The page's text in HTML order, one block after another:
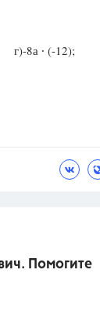
∙ (-12);
Помогите